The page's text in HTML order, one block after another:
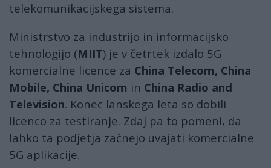
telekomunikacijskega sistema.
Ministrstvo za industrijo in informacijsko
tehnologijo (MIIT) je v četrtek izdalo 5G
komercialne licence za China Telecom, China
Mobile, China Unicom in China Radio and
Television. Konec lanskega leta so dobili
licenco za testiranje. Zdaj pa to pomeni, da
lahko ta podjetja začnejo uvajati komercialne
5G aplikacije.